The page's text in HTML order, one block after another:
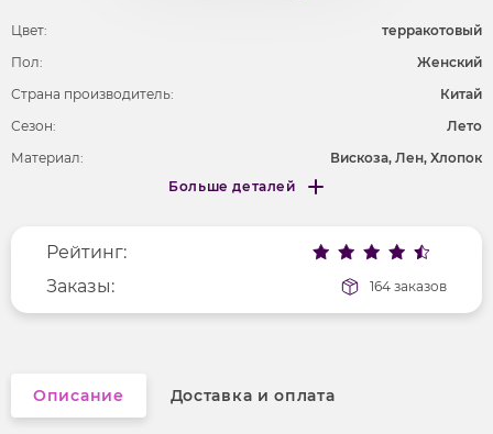
Цвет:
терракотовый
Пол:
Женский
Страна производитель:
Китай
Сезон:
Лето
Материал:
Вискоза, Лен, Хлопок
Фактура материала
текстильный
Больше деталей
Меньше деталей
Рейтинг:
Заказы:
164 заказов
Описание Доставка и оплата